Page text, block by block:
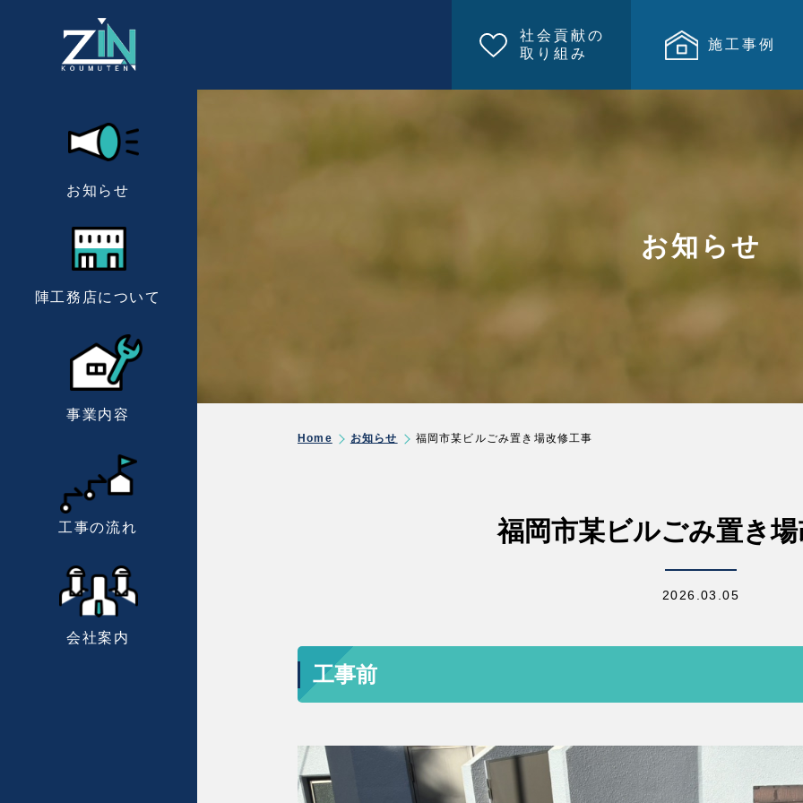
社会貢献の
取り組み
施工事例
お知らせ
陣工務店について
事業内容
工事の流れ
会社案内
お知らせ
Home お知らせ 福岡市某ビルごみ置き場改修工事
福岡市某ビルごみ置き
2026.03.05
工事前